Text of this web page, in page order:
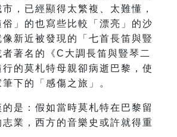
，已經顯得太繁複、太難懂，
」的也寫些比較「漂亮」的沙
新近被發現的「七首長笛與豎
著名的《C大調長笛與豎琴二
的莫札特母親卻病逝巴黎，使
下的「感傷之旅」。
是：假如當時莫札特在巴黎留
業，西方的音樂史或許就得重